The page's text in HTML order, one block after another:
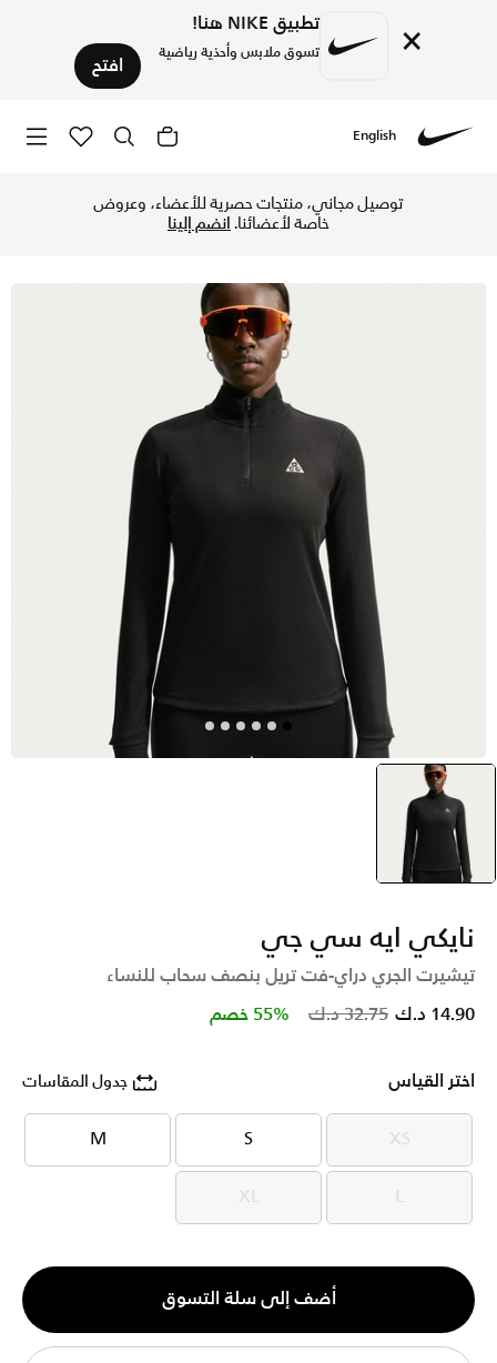
× تطبيق NIKE هنا!
تسوق ملابس وأحذية رياضية افتح
English
توصيل مجاني، منتجات حصرية للأعضاء، وعروض
خاصة لأعضائنا.انضم إلينا
selected
أسود
نايكي ايه سي جي
تيشيرت الجري دراي-فت تريل بنصف سحاب للنساء
Price reduced from
32.75 د.ك to 14.90 د.ك 55% خصم
اختر القياس جدول المقاسات
XS
XS
S
S
M
M
L
L
XL
XL
الكمية
1
أضف إلى سلة التسوق